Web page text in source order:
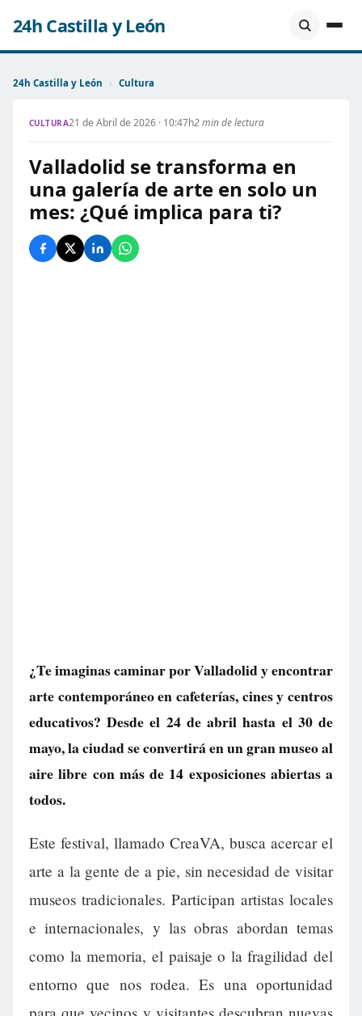
24h Castilla y León
24h Castilla y León › Cultura
CULTURA21 de Abril de 2026 · 10:47h2 min de lectura
Valladolid se transforma en
una galería de arte en solo un
mes: ¿Qué implica para ti?
¿Te imaginas caminar por Valladolid y encontrar
arte contemporáneo en cafeterías, cines y centros
educativos? Desde el 24 de abril hasta el 30 de
mayo, la ciudad se convertirá en un gran museo al
aire libre con más de 14 exposiciones abiertas a
todos.
Este festival, llamado CreaVA, busca acercar el
arte a la gente de a pie, sin necesidad de visitar
museos tradicionales. Participan artistas locales
e internacionales, y las obras abordan temas
como la memoria, el paisaje o la fragilidad del
entorno que nos rodea. Es una oportunidad